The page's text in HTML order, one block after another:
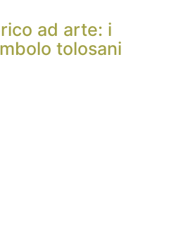
ad arte: i
tolosani